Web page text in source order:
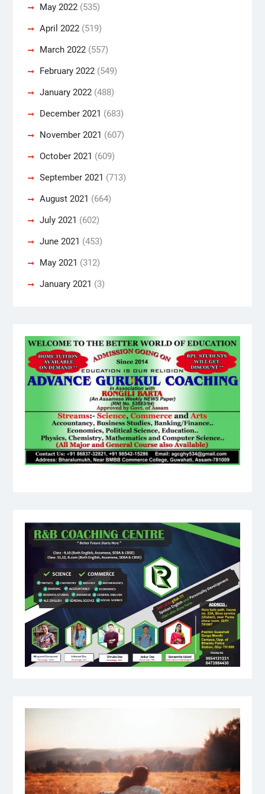
May 2022(535)
April 2022(519)
March 2022(557)
February 2022(549)
January 2022(488)
December 2021 (683)
November 2021 (607)
October 2021 (609)
September 2021 (713)
August 2021 (664)
July 2021 (602)
June 2021 (453)
May 2021 (312)
January 2021 (3)